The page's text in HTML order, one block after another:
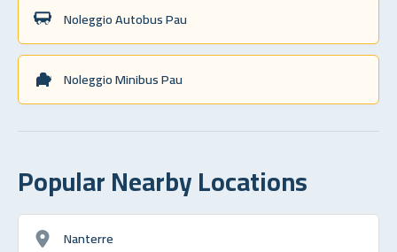
Noleggio Autobus Pau
Noleggio Minibus Pau
Popular Nearby Locations
Nanterre